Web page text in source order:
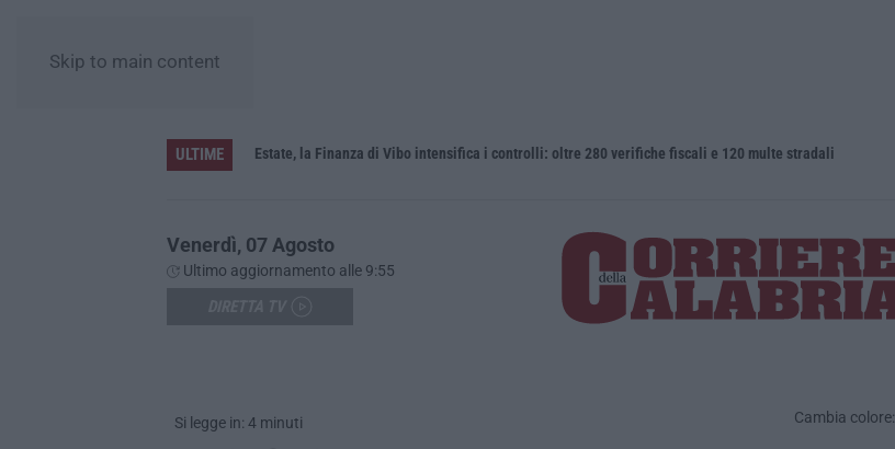
Skip to main content
ULTIME Estate, la Finanza di Vibo intensifica i controlli: oltre 280 verifiche fiscali e 120 multe stradali
Venerdì, 07 Agosto
Ultimo aggiornamento alle 9:55
Si legge in: 4 minuti Cambia colore: